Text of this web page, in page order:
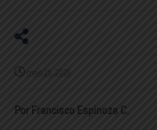
mayo 25, 2026
Por Francisco Espinoza C.